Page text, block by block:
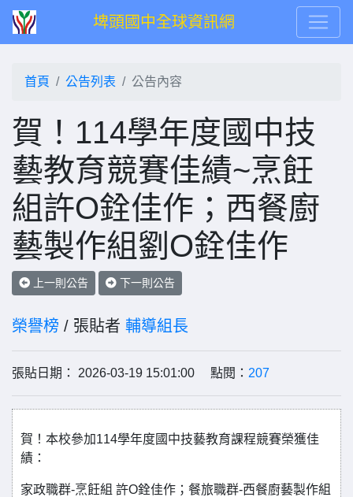
埤頭國中全球資訊網
首頁 公告列表 公告內容
賀！114學年度國中技
藝教育競賽佳績~烹飪
組許O銓佳作；西餐廚
藝製作組劉O銓佳作
上一則公告 下一則公告
榮譽榜 / 張貼者 輔導組長
張貼日期： 2026-03-19 15:01:00 點閱： 207
賀！本校參加114學年度國中技藝教育課程競賽榮獲佳
績：
家政職群-烹飪組 許O銓佳作；餐旅職群-西餐廚藝製作組